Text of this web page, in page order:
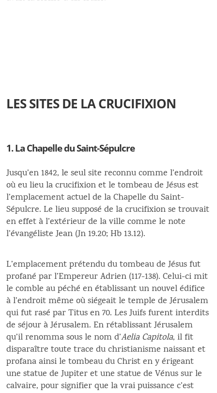
LES SITES DE LA CRUCIFIXION
1. La Chapelle du Saint-Sépulcre
Jusqu’en 1842, le seul site reconnu comme l’endroit
où eu lieu la crucifixion et le tombeau de Jésus est
l’emplacement actuel de la Chapelle du Saint-
Sépulcre. Le lieu supposé de la crucifixion se trouvait
en effet à l’extérieur de la ville comme le note
l’évangéliste Jean (Jn 19.20; Hb 13.12).
L’emplacement prétendu du tombeau de Jésus fut
profané par l’Empereur Adrien (117-138). Celui-ci mit
le comble au péché en établissant un nouvel édifice
à l’endroit même où siégeait le temple de Jérusalem
qui fut rasé par Titus en 70. Les Juifs furent interdits
de séjour à Jérusalem. En rétablissant Jérusalem
qu’il renomma sous le nom d’Aelia Capitola, il fit
disparaître toute trace du christianisme naissant et
profana ainsi le tombeau du Christ en y érigeant
une statue de Jupiter et une statue de Vénus sur le
calvaire, pour signifier que la vrai puissance c’est